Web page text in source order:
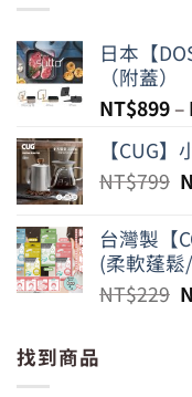
日本【
（附蓋）
NT$899–
【CUG
NT$799
台灣製【
(柔軟蓬
NT$229
找到商品